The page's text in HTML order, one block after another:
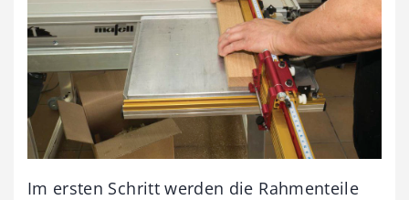
Im ersten Schritt werden die Rahmenteile